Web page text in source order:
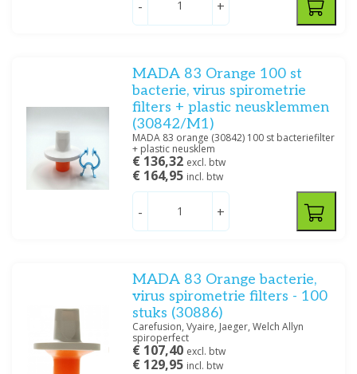
- +
MADA 83 Orange 100 st
bacterie, virus spirometrie
filters + plastic neusklemmen
(30842/M1)
MADA 83 orange (30842) 100 st bacteriefilter
+ plastic neusklem
€ 136,32 excl. btw
€ 164,95 incl. btw
- +
MADA 83 Orange bacterie,
virus spirometrie filters - 100
stuks (30886)
Carefusion, Vyaire, Jaeger, Welch Allyn
spiroperfect
€ 107,40 excl. btw
€ 129,95 incl. btw